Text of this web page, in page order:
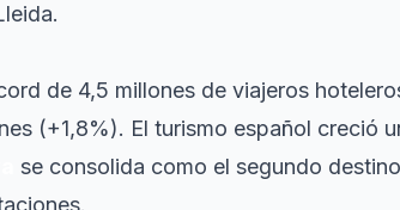
de 4,5 millones de viajeros
(+1,8%). El turismo español creció
se consolida como el segundo